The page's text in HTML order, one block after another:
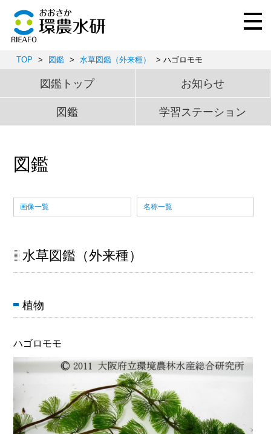
TOP > 図鑑 > 水草図鑑（外来種） > ハゴロモモ
図鑑トップ お知らせ
図鑑 学習ステーション
図鑑
画像一覧 名称一覧
水草図鑑（外来種）
植物
ハゴロモモ